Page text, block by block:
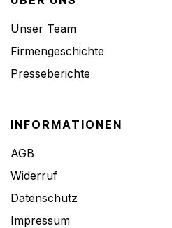
Unser Team
Firmengeschichte
Presseberichte
INFORMATIONEN
AGB
Widerruf
Datenschutz
Impressum